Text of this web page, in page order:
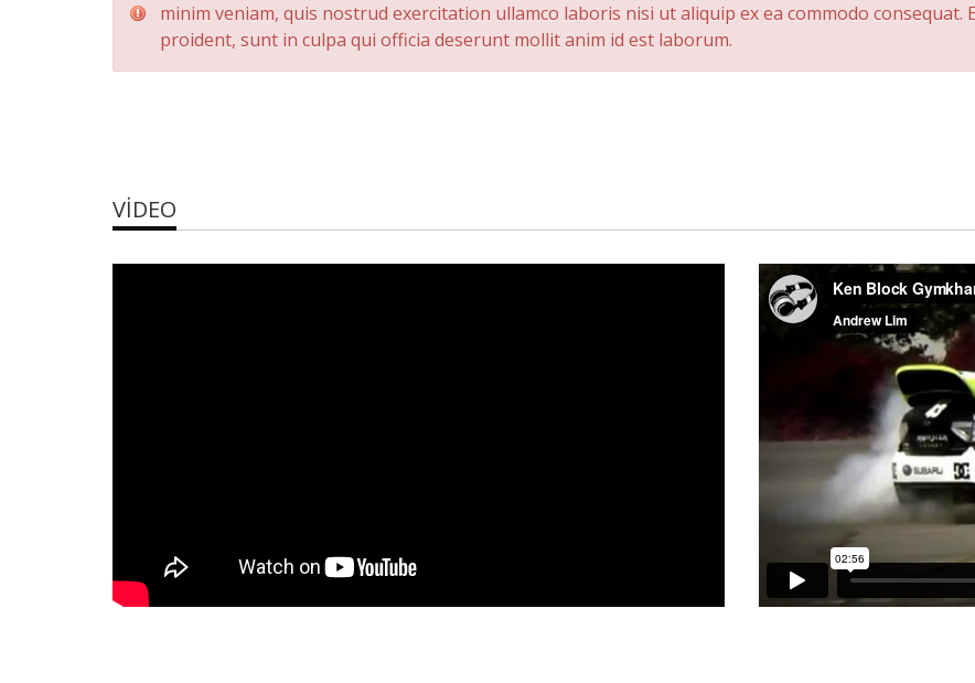
minim veniam, quis nostrud exercitation ullamco laboris nisi ut aliquip ex ea commodo consequat.
proident, sunt in culpa qui officia deserunt mollit anim id est laborum.
VIDEO